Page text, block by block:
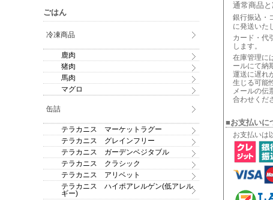
通常商品
銀行振込・
に発送いた
カード・代
します。
在庫管理に
ールにて納
運送に遅れ
生じる可能
メールの伝
合わせくだ
■お支払いに
お支払いは
ごはん
冷凍商品
鹿肉
猪肉
馬肉
マグロ
缶詰
テラカニス マーケットラグー
テラカニス グレインフリー
テラカニス ガーデンベジタブル
テラカニス クラシック
テラカニス アリベット
テラカニス ハイポアレルゲン(低アレル
ギー)